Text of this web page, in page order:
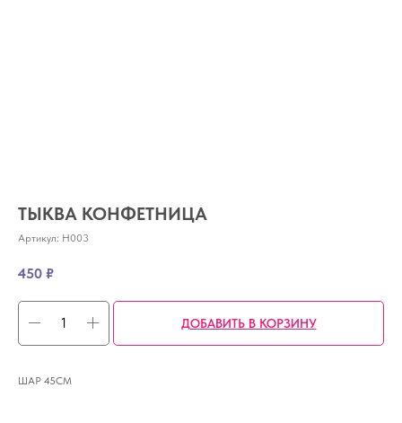
ТЫКВА КОНФЕТНИЦА
Артикул: H003
450 ₽
ДОБАВИТЬ В КОРЗИНУ
ШАР 45СМ